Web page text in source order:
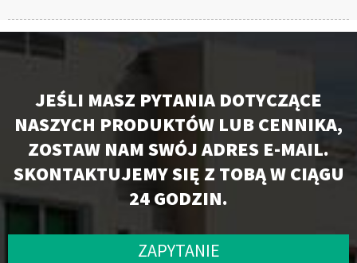
JEŚLI MASZ PYTANIA DOTYCZĄCE
NASZYCH PRODUKTÓW LUB CENNIKA,
ZOSTAW NAM SWÓJ ADRES E-MAIL.
SKONTAKTUJEMY SIĘ Z TOBĄ W CIĄGU
24 GODZIN.
ZAPYTANIE